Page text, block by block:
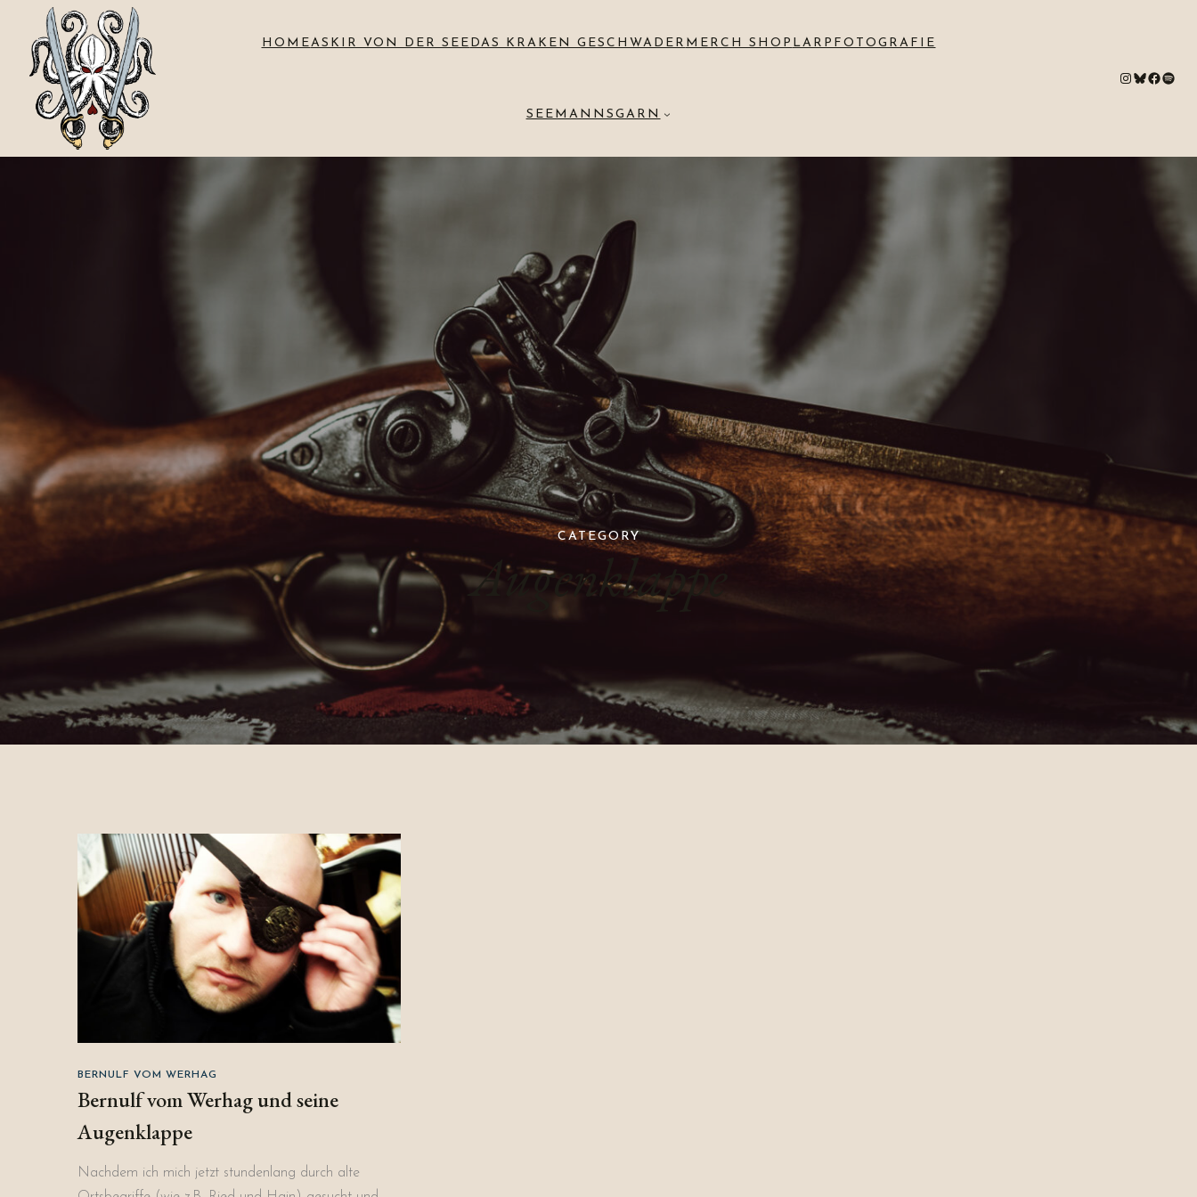
HOMEASKIR VON DER SEE DAS KRAKEN GESCHWADER MERCH SHOP LARPFOTOGRAFIE
SEEMANNSGARN
# Bluesky # Spotify
CATEGORY
Augenklappe
BERNULF VOM WERHAG
Bernulf vom Werhag und seine
Augenklappe
Nachdem ich mich jetzt stundenlang durch alte